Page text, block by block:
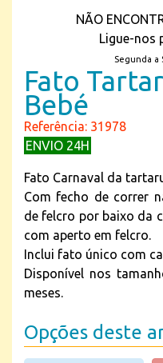
NÃO
Ligue-nos
Segunda a
Fato
Bebé
Referência: 31978
ENVIO 24H
Fato Carnaval da
Com fecho de correr
de felcro por baixo da
com aperto em felcro.
Inclui fato único com
Disponível nos
meses.
Opções deste